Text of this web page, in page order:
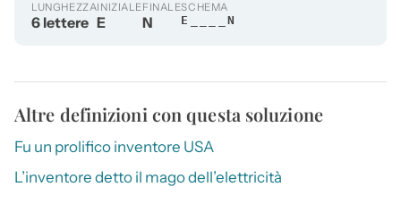
LUNGHEZZA
6 lettere
INIZIALE
E
FINALE
N
SCHEMA
E____N
Altre definizioni con questa soluzione
Fu un prolifico inventore USA
L’inventore detto il mago dell’elettricità